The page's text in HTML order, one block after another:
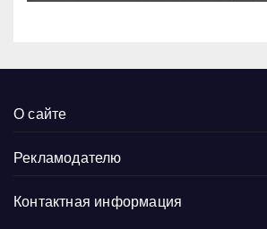
О сайте
Рекламодателю
Контактная информация